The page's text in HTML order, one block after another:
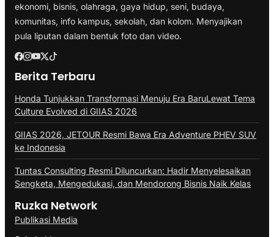
ekonomi, bisnis, olahraga, gaya hidup, seni, budaya,
komunitas, info kampus, sekolah, dan kolom. Menyajikan
pula liputan dalam bentuk foto dan video.
Berita Terbaru
Honda Tunjukkan Transformasi Menuju Era BaruLewat Tema
Culture Evolved di GIIAS 2026
GIIAS 2026, JETOUR Resmi Bawa Era Adventure PHEV SUV
ke Indonesia
Tuntas Consulting Resmi Diluncurkan: Hadir Menyelesaikan
Sengketa, Mengedukasi, dan Mendorong Bisnis Naik Kelas
Ruzka Network
Publikasi Media